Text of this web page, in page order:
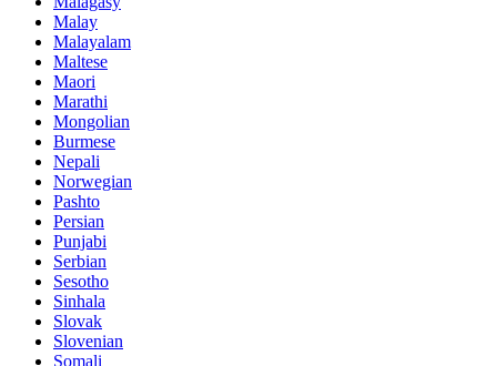
Malay
Malayalam
Maltese
Maori
Marathi
Mongolian
Burmese
Nepali
Norwegian
Pashto
Persian
Punjabi
Serbian
Sesotho
Sinhala
Slovak
Slovenian
Somali